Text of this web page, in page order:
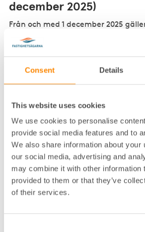
Consent Details
This website uses cookies
We use cookies to personalise
provide social media features and to
We also share information about your
our social media, advertising and
may combine it with other information
provided to them or that they’ve
of their services.
december 2025)
Från och med 1 december 2025
regelverk för bygglov.
åtgärder kan utföras utan krav på
mest betydande förändringarna:
för alla typer av byggnader, även
utan krav på bygglov.
fördelas på flera olika
totala tillbyggnaden inte är
kvadratmeter.
Bygglov för inredande av vind till
bostadshus får ges även om det
att inreda vind i detaljplan.